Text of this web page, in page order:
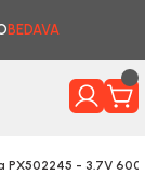
BEDAVA
PX502245 - 3.7V